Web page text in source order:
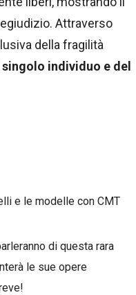
Attraverso
della fragilità
individuo e del
e le modelle con CMT
di questa rara
le sue opere